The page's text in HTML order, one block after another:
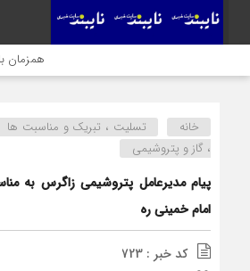
همزمان
خانه تسلیت ، تبریک و مناسبت ها
، گاز و پتروشیمی
پیام مدیرعامل پتروشیمی زاگرس به
امام خمینی ره
کد خبر : 723